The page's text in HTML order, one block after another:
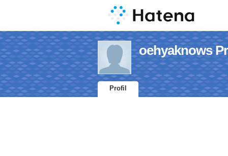
oehyaknows
Profil